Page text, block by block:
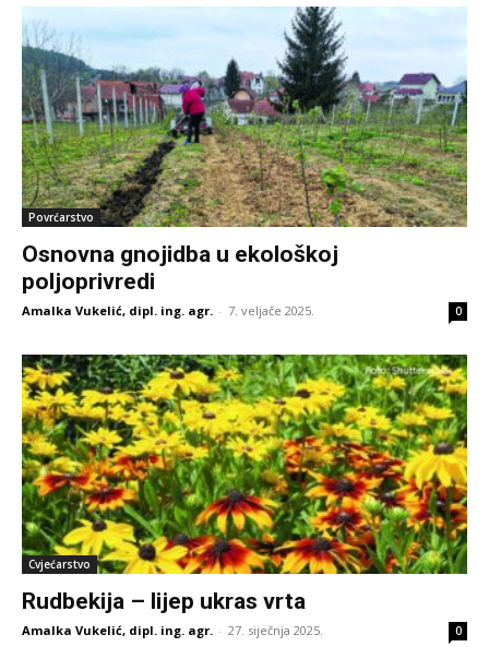
Povrćarstvo
Osnovna gnojidba u ekološkoj
poljoprivredi
Amalka Vukelić, dipl. ing. agr. - 7. veljače 2025. 0
Cvjećarstvo
Rudbekija – lijep ukras vrta
Amalka Vukelić, dipl. ing. agr. - 27. siječnja 2025. 0